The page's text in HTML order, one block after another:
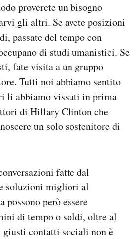
proverete un bisogno
gli altri. Se avete posizioni
passate del tempo con
di studi umanistici. Se
fate visita a un gruppo
Tutti noi abbiamo sentito
li abbiamo vissuti in prima
di Hillary Clinton che
un solo sostenitore di
fatte dal
soluzioni migliori al
possono però essere
di tempo o soldi, oltre al
contatti sociali non è